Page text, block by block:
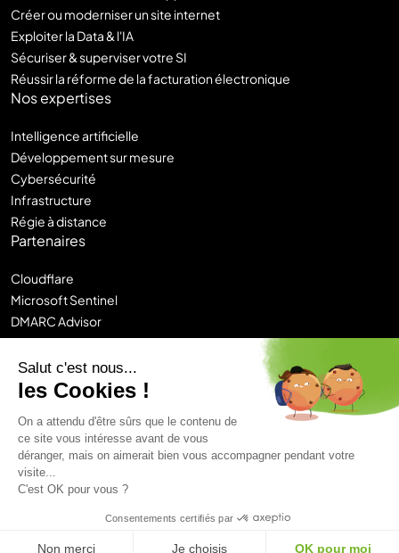
Salut c'est nous...
les Cookies !
On a attendu d'être sûrs que le contenu de
ce site vous intéresse avant de vous
déranger, mais on aimerait bien vous accompagner pendant votre
visite...
C'est OK pour vous ?
Consentements certifiés par
Non merci Je choisis OK pour moi
Créer ou moderniser un site internet
Exploiter la Data & l'IA
Sécuriser & superviser votre SI
Réussir la réforme de la facturation électronique
Nos expertises
Intelligence artificielle
Développement sur mesure
Cybersécurité
Infrastructure
Régie à distance
Partenaires
Cloudflare
Microsoft Sentinel
DMARC Advisor
Sitecore
Contentstack
Chronos
Mentions légales
Politique de confidentialité
© 2026 Castelis. Tous droits réservés.